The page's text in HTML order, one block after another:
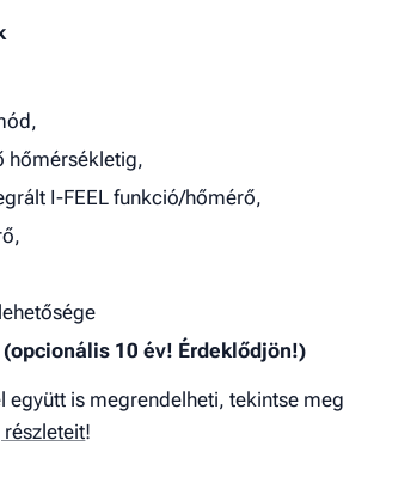
hőmérsékletig,
I-FEEL funkció/hőmérő,
10 év! Érdeklődjön!)
együtt is megrendelheti, tekintse meg
!